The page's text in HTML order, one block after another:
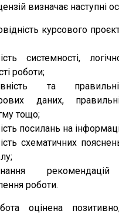
визначає наступні
курсового
системності,
роботи;
та
даних,
тощо;
посилань на
схематичних
роботи.
оцінена